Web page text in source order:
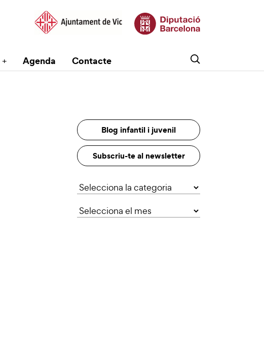
Agenda Contacte
Blog infantil i juvenil
Subscriu-te al newsletter
Categories